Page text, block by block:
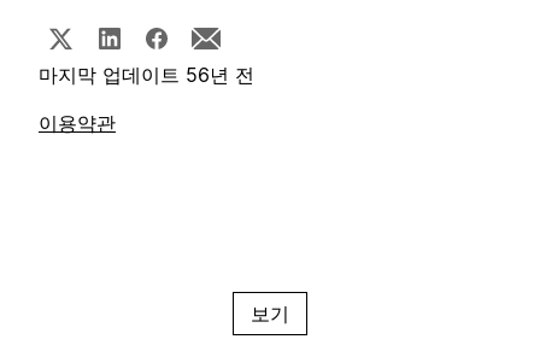
마지막 업데이트 56년 전
이용약관
보기